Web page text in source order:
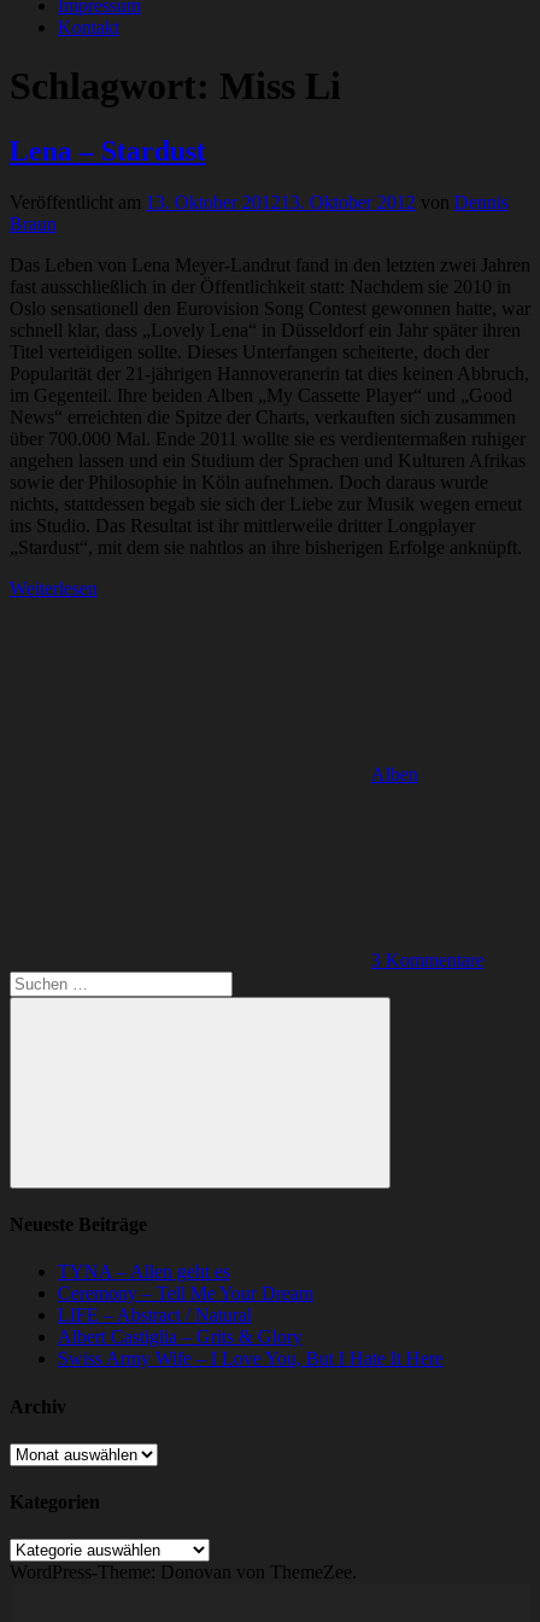
Impressum
Kontakt
Schlagwort: Miss Li
Lena – Stardust
Veröffentlicht am 13. Oktober 201213. Oktober 2012 von Dennis
Braun
Das Leben von Lena Meyer-Landrut fand in den letzten zwei Jahren
fast ausschließlich in der Öffentlichkeit statt: Nachdem sie 2010 in
Oslo sensationell den Eurovision Song Contest gewonnen hatte, war
schnell klar, dass „Lovely Lena“ in Düsseldorf ein Jahr später ihren
Titel verteidigen sollte. Dieses Unterfangen scheiterte, doch der
Popularität der 21-jährigen Hannoveranerin tat dies keinen Abbruch,
im Gegenteil. Ihre beiden Alben „My Cassette Player“ und „Good
News“ erreichten die Spitze der Charts, verkauften sich zusammen
über 700.000 Mal. Ende 2011 wollte sie es verdientermaßen ruhiger
angehen lassen und ein Studium der Sprachen und Kulturen Afrikas
sowie der Philosophie in Köln aufnehmen. Doch daraus wurde
nichts, stattdessen begab sie sich der Liebe zur Musik wegen erneut
ins Studio. Das Resultat ist ihr mittlerweile dritter Longplayer
„Stardust“, mit dem sie nahtlos an ihre bisherigen Erfolge anknüpft.
Weiterlesen
Alben
3 Kommentare
Suchen
nach:
Suchen
Neueste Beiträge
TYNA – Allen geht es
Ceremony – Tell Me Your Dream
LIFE – Abstract / Natural
Albert Castiglia – Grits & Glory
Swiss Army Wife – I Love You, But I Hate It Here
Archiv
Archiv
Kategorien
Kategorien
WordPress-Theme: Donovan von ThemeZee.